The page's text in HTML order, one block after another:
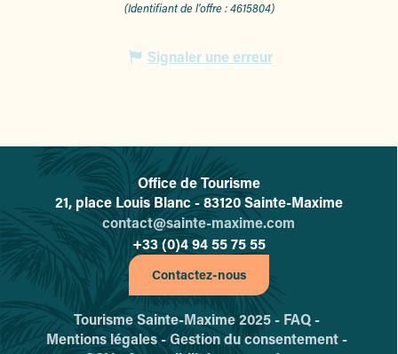
(Identifiant de l'offre :4615804)
Signaler une erreur
L'office de tourisme de Sainte-
Office de Tourisme
21, place Louis Blanc - 83120 Sainte-Maxime
contact@sainte-maxime.com
+33 (0)4 94 55 75 55
Contactez-nous
Tourisme Sainte-Maxime 2025 - FAQ -
Mentions légales -Gestion du consentement -